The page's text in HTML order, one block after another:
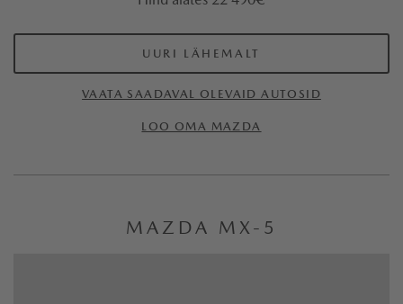
UURI LÄHEMALT
VAATA SAADAVAL OLEVAID AUTOSID
LOO OMA MAZDA
MAZDA MX-5